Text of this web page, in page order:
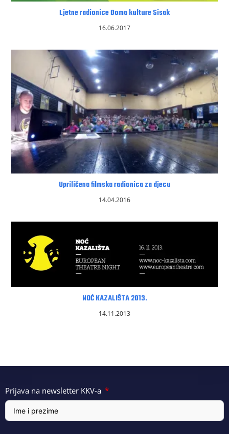
Ljetne radionice Doma kulture Sisak
16.06.2017
Upriličena filmska radionica za djecu
14.04.2016
NOĆ KAZALIŠTA 2013.
14.11.2013
Prijava na newsletter KKV-a